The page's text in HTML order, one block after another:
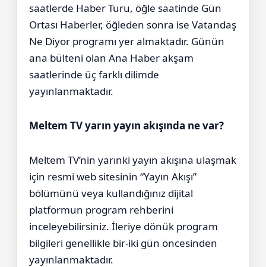
saatlerde Haber Turu, öğle saatinde Gün
Ortası Haberler, öğleden sonra ise Vatandaş
Ne Diyor programı yer almaktadır. Günün
ana bülteni olan Ana Haber akşam
saatlerinde üç farklı dilimde
yayınlanmaktadır.
Meltem TV yarın yayın akışında ne var?
Meltem TV’nin yarınki yayın akışına ulaşmak
için resmi web sitesinin “Yayın Akışı”
bölümünü veya kullandığınız dijital
platformun program rehberini
inceleyebilirsiniz. İleriye dönük program
bilgileri genellikle bir-iki gün öncesinden
yayınlanmaktadır.